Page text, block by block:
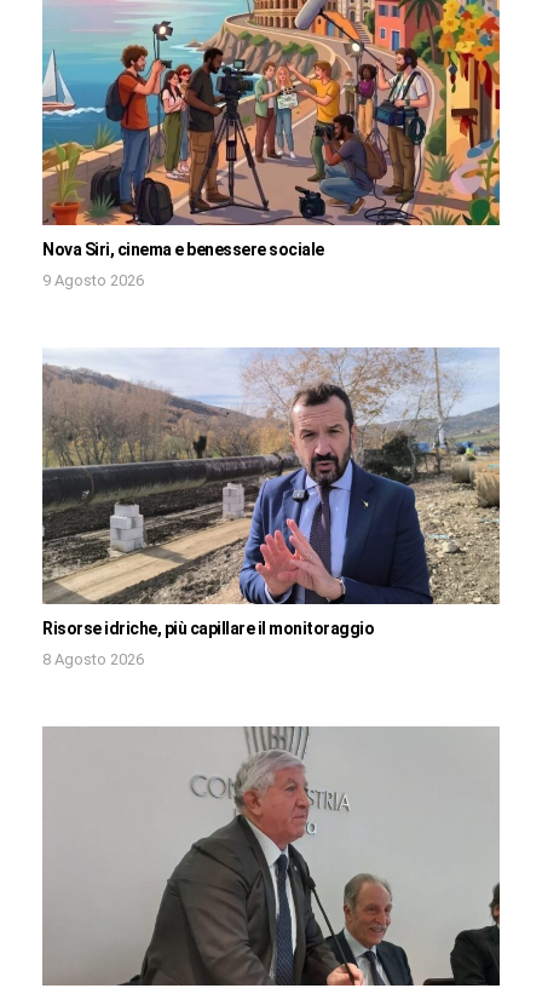
Nova Siri, cinema e benessere sociale
9 Agosto 2026
Risorse idriche, più capillare il monitoraggio
8 Agosto 2026